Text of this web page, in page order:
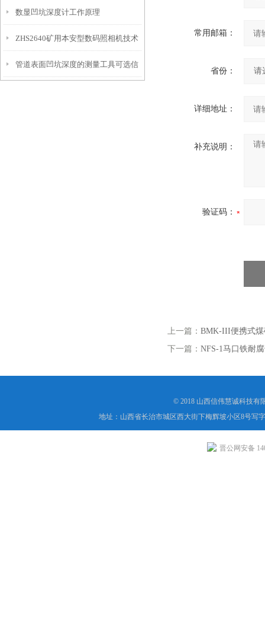
强度测定仪技术参数！
数显凹坑深度计工作原理
ZHS2640矿用本安型数码照相机技术
参数！
管道表面凹坑深度的测量工具可选信
常用邮箱：
省份：
详细地址：
补充说明：
验证码：
上一篇： BMK-III便携式煤
下一篇： NFS-1马口铁耐
© 2018 山西信伟慧诚科技有
地址：山西省长治市城区西大街下梅辉坡小区8号写
晋公网安备